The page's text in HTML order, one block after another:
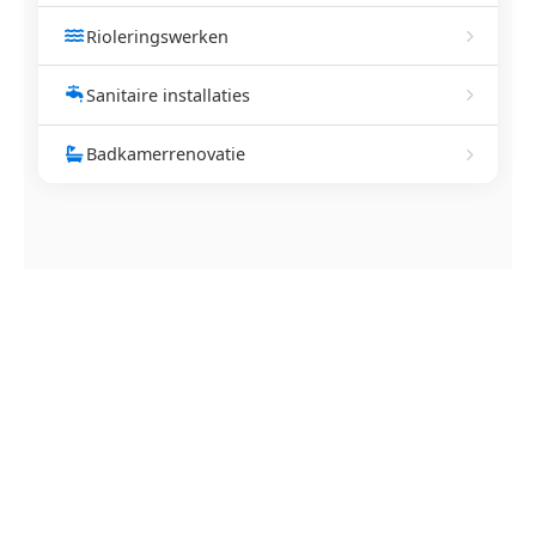
Rioleringswerken
Sanitaire installaties
Badkamerrenovatie